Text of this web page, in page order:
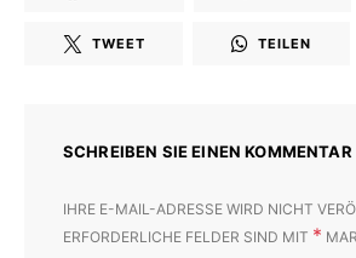
TWEET TEILEN
SCHREIBEN SIE EINEN KOMMENTAR
IHRE E-MAIL-ADRESSE WIRD NICHT
ERFORDERLICHE FELDER SIND MIT *